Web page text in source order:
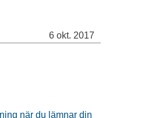
6 okt. 2017
när du lämnar din